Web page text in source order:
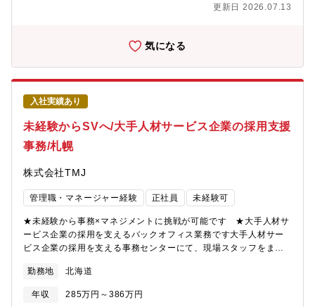
業務の進捗管理やマニュアル・資料作成、クライアント対応など
お問合せに、よくある問い合わせ集を元に回答します。回答が見
つからない場合には、担当者に確認してからお答えできるので安
心です！（例）・「Woven Cityの中でやってはいけないことはあ
りますか？」・「荷物のロボット配送について聞きたいことがあ
ります」 ・「実証実験に参加する方法を教えてください」 な
ど【ご入居手続き】・新しくご入居される方に、街の中で使うID
の発行などの事務処理を行います。住民となる方と最初にお会い
する、街の「顔」としてのお仕事です！ ウェルカムな気持ちが
伝わる対応を心掛けています。【管理者業務】・スタッフが対応
を実施いただきます。また、より良い対応を行うための資料を作
ったり、クライアント企業様へのご相談なども対応します。＝＝
＝＝＝＝＝＝＝＝＝＝＝＝＝＝＝＝＝＜センター構成＞LSV：2名
更新日 2026.07.13
気になる
入社実績あり
未経験からSVへ/大手人材サービス企業の採用支援
事務/札幌
株式会社TMJ
管理職・マネージャー経験 正社員 未経験可
★未経験から事務×マネジメントに挑戦が可能です ★大手人材サ
ービス企業の採用を支えるバックオフィス業務です大手人材サー
ビス企業の採用を支える事務センターにて、現場スタッフをまと
なイベントをサポートとして、求職者と企業を結ぶ採用活動をバ
ックオフィスから支えるお仕事です。あなたのサポートが採用成
功につながり、求職者の新たなキャリアスタートを後押ししま
勤務地 北海道
年収 285万円～386万円